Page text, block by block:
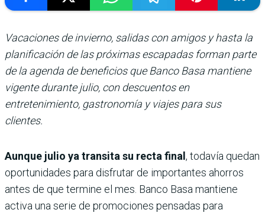
Vacaciones de invierno, salidas con amigos y hasta la
planificación de las próximas escapadas forman parte
de la agenda de beneficios que Banco Basa mantiene
vigente durante julio, con descuentos en
entretenimiento, gastronomía y viajes para sus
clientes.
Aunque julio ya transita su recta final , todavía quedan
oportunidades para disfrutar de importantes ahorros
antes de que termine el mes. Banco Basa mantiene
activa una serie de promociones pensadas para